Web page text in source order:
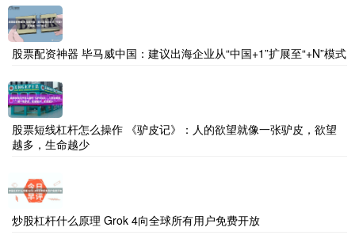
股票配资神器 毕马威中国：建议出海企业从“中国+1”扩展至“+N”模式
股票短线杠杆怎么操作 《驴皮记》：人的欲望就像一张驴皮，欲望
越多，生命越少
炒股杠杆什么原理 Grok 4向全球所有用户免费开放